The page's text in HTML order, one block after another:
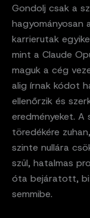
Gondolj csak a
hagyományosan
karrierutak
mint a Claude
maguk a cég
alig írnak kódot
ellenőrzik és
eredményeket.
töredékére
szinte nullára
szül, hatalmas
óta bejáratott,
semmibe.